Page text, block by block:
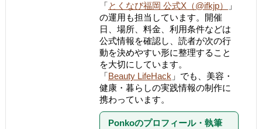
「とくなび福岡 公式X（@ifkjp）
」
の運用も担当しています。開催
日、場所、料金、利用条件などは
公式情報を確認し、読者が次の行
動を決めやすい形に整理すること
を大切にしています。
「Beauty LifeHack 」でも、美容・
健康・暮らしの実践情報の制作に
携わっています。
Ponkoのプロフィール・執筆